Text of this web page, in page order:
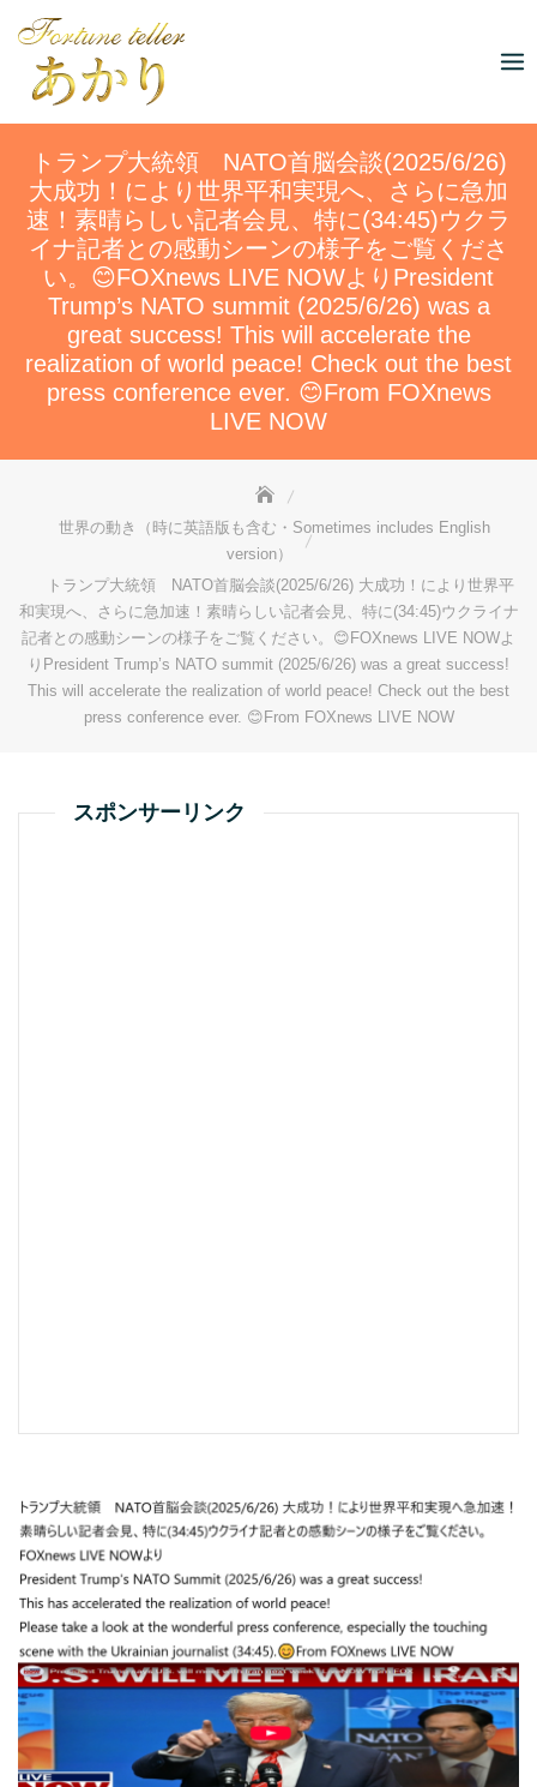
content
トランプ大統領 NATO首脳会談(2025/6/26)
大成功！により世界平和実現へ、さらに急加
速！素晴らしい記者会見、特に(34:45)ウクラ
イナ記者との感動シーンの様子をご覧くださ
い。😊FOXnews LIVE NOWよりPresident
Trump’s NATO summit (2025/6/26) was a
great success! This will accelerate the
realization of world peace! Check out the best
press conference ever. 😊From FOXnews
LIVE NOW
世界の動き（時に英語版も含む・Sometimes includes English
version）
トランプ大統領 NATO首脳会談(2025/6/26) 大成功！により世界平
和実現へ、さらに急加速！素晴らしい記者会見、特に(34:45)ウクライナ
記者との感動シーンの様子をご覧ください。😊FOXnews LIVE NOWよ
りPresident Trump’s NATO summit (2025/6/26) was a great success!
This will accelerate the realization of world peace! Check out the best
press conference ever. 😊From FOXnews LIVE NOW
スポンサーリンク